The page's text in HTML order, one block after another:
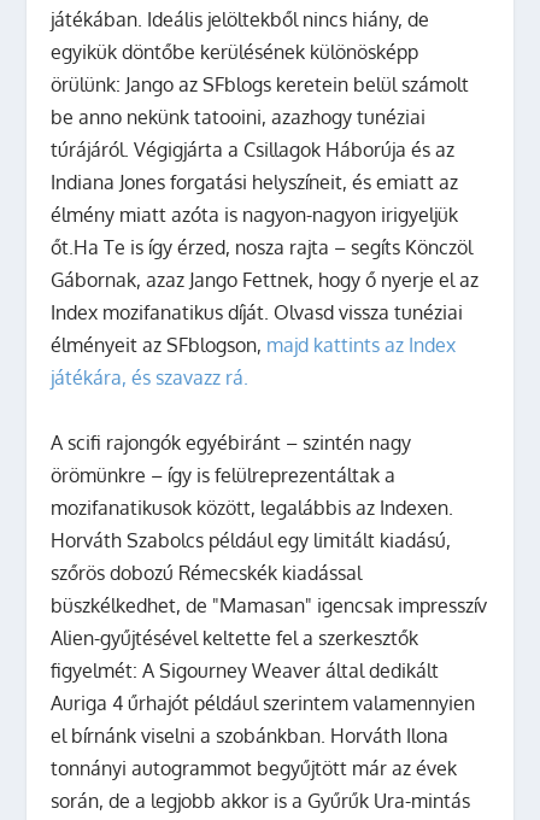
játékában. Ideális jelöltekből nincs hiány, de
egyikük döntőbe kerülésének különösképp
örülünk: Jango az SFblogs keretein belül számolt
be anno nekünk tatooini, azazhogy tunéziai
túrájáról. Végigjárta a Csillagok Háborúja és az
Indiana Jones forgatási helyszíneit, és emiatt az
élmény miatt azóta is nagyon-nagyon irigyeljük
őt.Ha Te is így érzed, nosza rajta – segíts Könczöl
Gábornak, azaz Jango Fettnek, hogy ő nyerje el az
Index mozifanatikus díját. Olvasd vissza tunéziai
élményeit az SFblogson, majd kattints az Index
játékára, és szavazz rá.
A scifi rajongók egyébiránt – szintén nagy
örömünkre – így is felülreprezentáltak a
mozifanatikusok között, legalábbis az Indexen.
Horváth Szabolcs például egy limitált kiadású,
szőrös dobozú Rémecskék kiadással
büszkélkedhet, de "Mamasan" igencsak impresszív
Alien-gyűjtésével keltette fel a szerkesztők
figyelmét: A Sigourney Weaver által dedikált
Auriga 4 űrhajót például szerintem valamennyien
el bírnánk viselni a szobánkban. Horváth Ilona
tonnányi autogrammot begyűjtött már az évek
során, de a legjobb akkor is a Gyűrűk Ura-mintás